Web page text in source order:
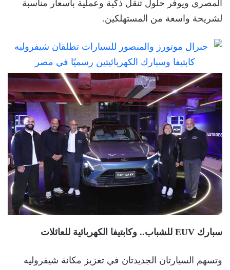
المصري ويوفر حلول تنقل ذكية وعملية بأسعار مناسبة
لشريحة واسعة من المستهلكين.
سبارك EUV للشباب.. وكابتيفا الكهربائية للعائلات
وتسهم السيارتان الجديدتان في تعزيز مكانة شيفروليه